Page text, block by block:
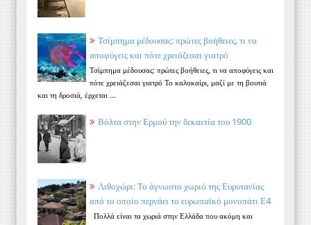
Τσίμπημα μέδουσας: πρώτες βοήθειες, τι να
αποφύγεις και πότε χρειάζεσαι γιατρό
Τσίμπημα μέδουσας: πρώτες βοήθειες, τι να αποφύγεις και
πότε χρειάζεσαι γιατρό Το καλοκαίρι, μαζί με τη βουτιά
και τη δροσιά, έρχεται ...
Βόλτα στην Ερμού την δεκαετία του 1900
Λιθοχώρι: Το άγνωστο χωριό της Ευρυτανίας
από το οποίο περνάει το ευρωπαϊκό μονοπάτι Ε4
Πολλά είναι τα χωριά στην Ελλάδα που ακόμη και